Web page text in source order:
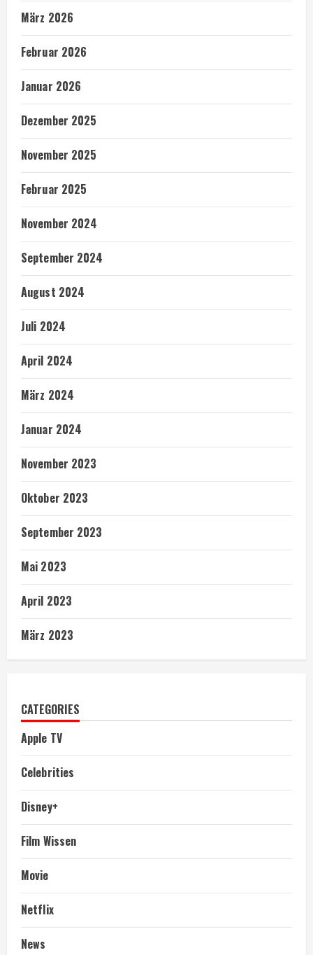
März 2026
Februar 2026
Januar 2026
Dezember 2025
November 2025
Februar 2025
November 2024
September 2024
August 2024
Juli 2024
April 2024
März 2024
Januar 2024
November 2023
Oktober 2023
September 2023
Mai 2023
April 2023
März 2023
CATEGORIES
Apple TV
Celebrities
Disney+
Film Wissen
Movie
Netflix
News